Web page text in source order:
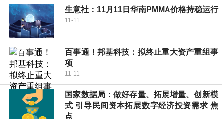
生意社：11月11日华南PMMA价格持稳运行
11-11
百事通！邦基科技：拟终止重大资产重组事
项
11-11
国家数据局：做好存量、拓展增量、创新模
式 引导民间资本拓展数字经济投资需求 焦
点